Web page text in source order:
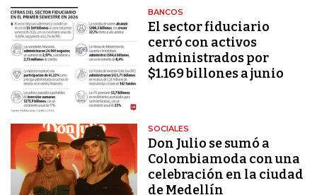
BANCOS
El sector fiduciario
cerró con activos
administrados por
$1.169 billones a junio
SOCIALES
Don Julio se sumó a
Colombiamoda con una
celebración en la ciudad
de Medellín